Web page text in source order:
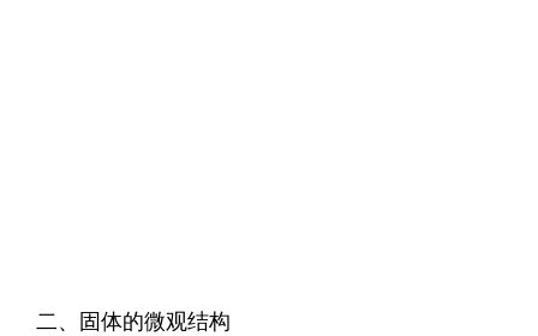
二、固体的微观结构